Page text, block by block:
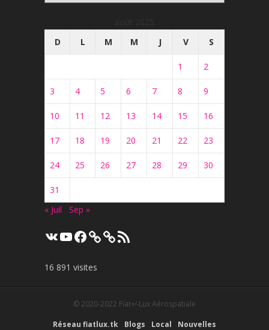
D
L M M J V S
1 2
3 4 5 6 7 8 9
10 11 12 13 14 15 16
17 18 19 20 21 22 23
24 25 26 27 28 29 30
31
« Juil
Sep »
VK YouTube
Facebook Flux
RSS
16 891 visites
© 2020-2022 Fiat+⁄-Lux Aérospatiale
Réseau fiatlux.tk
Blogs Local Nouvelles